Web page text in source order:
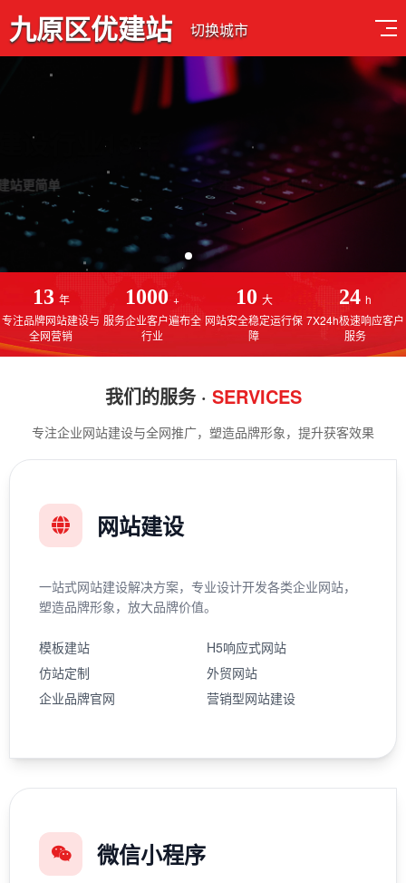
九原区优建站 切换城市
深耕网站建设行业13年
专注于九原区网站建设，九原区网站制作，九原区SEO优化排名
13 年
专注品牌网站建设与
全网营销
1000 +
服务企业客户遍布全
行业
10 大
网站安全稳定运行保
障
24 h
7X24h极速响应客户
服务
我们的服务 · SERVICES
专注企业网站建设与全网推广，塑造品牌形象，提升获客效果
网站建设
一站式网站建设解决方案，专业设计开发各类企业网站，
塑造品牌形象，放大品牌价值。
模板建站
H5响应式网站
仿站定制
外贸网站
企业品牌官网
营销型网站建设
微信小程序